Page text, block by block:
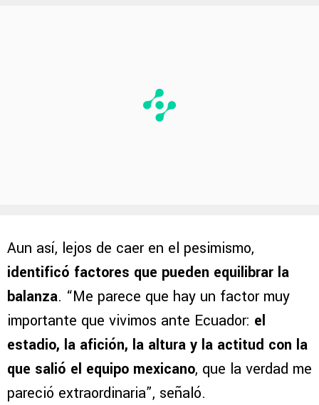
Aun así, lejos de caer en el pesimismo,
identificó factores que pueden equilibrar la
balanza. “Me parece que hay un factor muy
importante que vivimos ante Ecuador: el
estadio, la afición, la altura y la actitud con la
que salió el equipo mexicano, que la verdad me
pareció extraordinaria”, señaló.